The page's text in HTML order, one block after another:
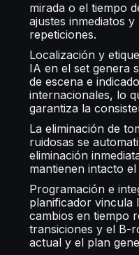
mirada o el tiempo
ajustes inmediatos
repeticiones.
Localización y
IA en el set genera
de escena e
internacionales, lo
garantiza la
La eliminación de
ruidosas se
eliminación
mantienen intacto
Programación e
planificador vincula
cambios en tiempo
transiciones y el B-
actual y el plan